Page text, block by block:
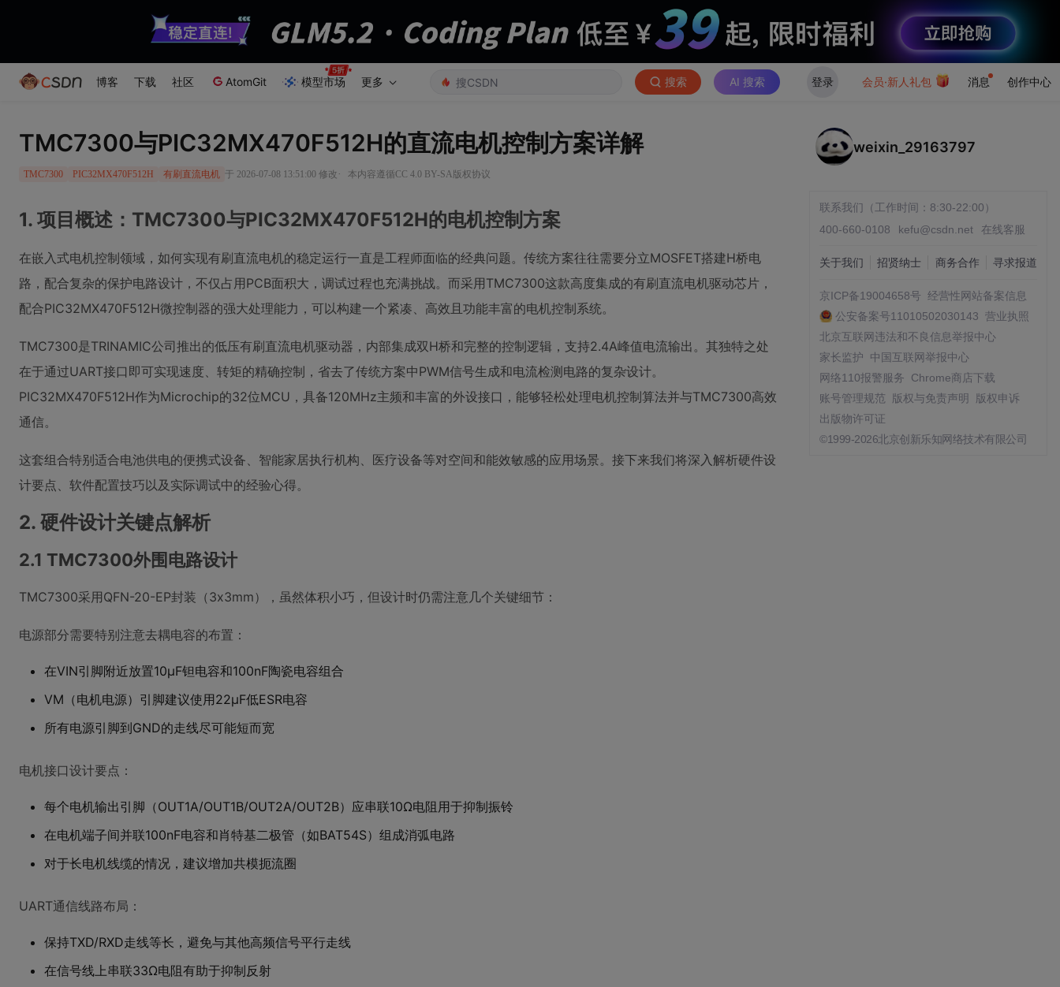
博客 下载 社区 AtomGit 模型市场 更多 搜索 AI 搜索 登录 会员·新人礼包 消息 创作中心
TMC7300与PIC32MX470F512H的直流电机控制方案详解
TMC7300 PIC32MX470F512H 有刷直流电机 于 2026-07-08 13:51:00 修改 · 本内容遵循CC 4.0 BY-SA版权协议
1. 项目概述：TMC7300与PIC32MX470F512H的电机控制方案
在嵌入式电机控制领域，如何实现有刷直流电机的稳定运行一直是工程师面临的经典问题。传统方案往往需要分立MOSFET搭建H桥电
路，配合复杂的保护电路设计，不仅占用PCB面积大，调试过程也充满挑战。而采用TMC7300这款高度集成的有刷直流电机驱动芯片，
配合PIC32MX470F512H微控制器的强大处理能力，可以构建一个紧凑、高效且功能丰富的电机控制系统。
TMC7300是TRINAMIC公司推出的低压有刷直流电机驱动器，内部集成双H桥和完整的控制逻辑，支持2.4A峰值电流输出。其独特之处
在于通过UART接口即可实现速度、转矩的精确控制，省去了传统方案中PWM信号生成和电流检测电路的复杂设计。
PIC32MX470F512H作为Microchip的32位MCU，具备120MHz主频和丰富的外设接口，能够轻松处理电机控制算法并与TMC7300高效
通信。
这套组合特别适合电池供电的便携式设备、智能家居执行机构、医疗设备等对空间和能效敏感的应用场景。接下来我们将深入解析硬件设
计要点、软件配置技巧以及实际调试中的经验心得。
2. 硬件设计关键点解析
2.1 TMC7300外围电路设计
TMC7300采用QFN-20-EP封装（3x3mm），虽然体积小巧，但设计时仍需注意几个关键细节：
电源部分需要特别注意去耦电容的布置：
在VIN引脚附近放置10μF钽电容和100nF陶瓷电容组合
VM（电机电源）引脚建议使用22μF低ESR电容
所有电源引脚到GND的走线尽可能短而宽
电机接口设计要点：
每个电机输出引脚（OUT1A/OUT1B/OUT2A/OUT2B）应串联10Ω电阻用于抑制振铃
在电机端子间并联100nF电容和肖特基二极管（如BAT54S）组成消弧电路
对于长电机线缆的情况，建议增加共模扼流圈
UART通信线路布局：
保持TXD/RXD走线等长，避免与其他高频信号平行走线
在信号线上串联33Ω电阻有助于抑制反射
weixin_29163797
联系我们（工作时间：8:30-22:00）
400-660-0108
kefu@csdn.net 在线客服
关于我们 招贤纳士 商务合作 寻求报道
京ICP备19004658号 经营性网站备案信息
公安备案号11010502030143 营业执照
北京互联网违法和不良信息举报中心
家长监护
中国互联网举报中心
网络110报警服务
Chrome商店下载
账号管理规范
版权与免责声明
版权申诉
出版物许可证
©1999-2026北京创新乐知网络技术有限公司